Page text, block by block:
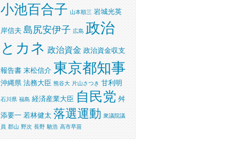
小池百合子 山本順三 岩城光英
岸信夫 島尻安伊子 広島 政治
とカネ 政治資金 政治資金収支
報告書 末松信介 東京都知事
沖縄県 法務大臣 熊谷大 片山さつき 甘利明
石川県 福島 経済産業大臣 自民党 舛
添要一 若林健太 落選運動 衆議院議
員 郡山 野次 長野 馳浩 高市早苗